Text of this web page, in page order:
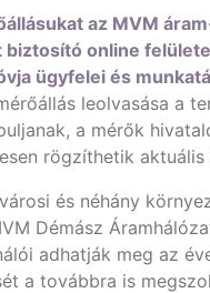
az MVM
online
ügyfelei és
leolvasása a
a mérők
rögzíthetik aktuális
és néhány
Démász
adhatják meg az
a továbbra is